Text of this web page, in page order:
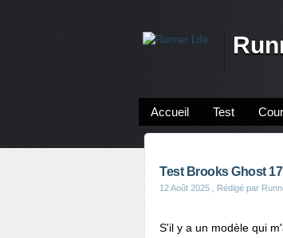
Accueil Test
Test Brooks Ghost
12 Août 2025 , Rédigé par
S'il y a un modèle qui